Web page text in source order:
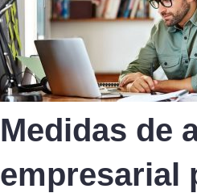
Medidas de
empresarial